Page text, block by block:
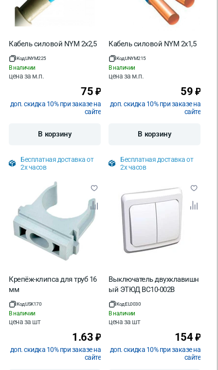
Кабель силовой NYM 2х2,5
Код:UNYM225
В наличии
цена за м.п.
75 ₽
доп. скидка 10% при заказе на
сайте
В корзину
Бесплатная доставка от
2х часов
Кабель силовой NYM 2х1,5
Код:UNYM215
В наличии
цена за м.п.
59 ₽
доп. скидка 10% при заказе на
сайте
В корзину
Бесплатная доставка от
2х часов
Крепёж-клипса для труб 16
мм
Код:USK170
В наличии
цена за шт
1.63 ₽
доп. скидка 10% при заказе на
сайте
Выключатель двухклавишн
ый ЭТЮД BC10-002B
Код:EL0030
В наличии
цена за шт
154 ₽
доп. скидка 10% при заказе на
сайте